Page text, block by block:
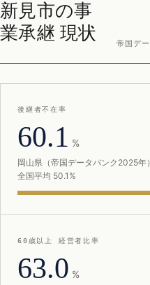
新見市の事
業承継 現状
帝国デ
後継者不在率
60.1 %
岡山県（帝国データバンク2025年）
全国平均 50.1%
60歳以上 経営者比率
63.0 %